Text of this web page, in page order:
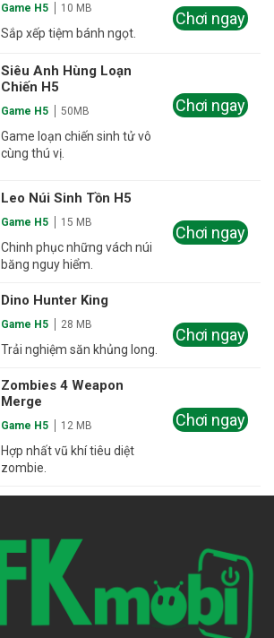
Game H5 10 MB
Sắp xếp tiệm bánh ngọt.
Chơi ngay
Siêu Anh Hùng Loạn
Chiến H5
Game H5 50MB
Game loạn chiến sinh tử vô
cùng thú vị.
Chơi ngay
Leo Núi Sinh Tồn H5
Game H5 15 MB
Chinh phục những vách núi
băng nguy hiểm.
Chơi ngay
Dino Hunter King
Game H5 28 MB
Trải nghiệm săn khủng long.
Chơi ngay
Zombies 4 Weapon
Merge
Game H5 12 MB
Hợp nhất vũ khí tiêu diệt
zombie.
Chơi ngay